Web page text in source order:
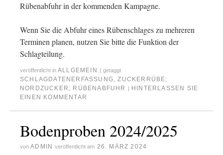
Rübenabfuhr in der kommenden Kampagne.
Wenn Sie die Abfuhr eines Rübenschlages zu mehreren
Terminen planen, nutzen Sie bitte die Funktion der
Schlagteilung.
veröffentlicht in ALLGEMEIN getaggt
SCHLAGDATENERFASSUNG,ZUCKERRÜBE;
NORDZUCKER; RÜBENABFUHR
HINTERLASSEN SIE
EINEN KOMMENTAR
Bodenproben 2024/2025
von ADMIN veröffentlicht am 26. MÄRZ 2024